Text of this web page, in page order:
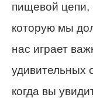
пищевой цепи,
которую мы
нас играет
удивительных
когда вы